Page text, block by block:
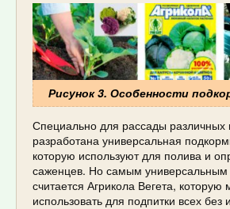
Рисунок 3. Особенности
Специально для рассады различных
разработана универсальная
которую используют для полива и
саженцев. Но самым универсальным
считается Агрикола Вегета, которую
использовать для подпитки всех без